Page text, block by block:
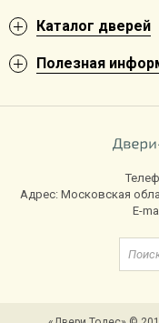
Каталог дверей
Полезная
Адрес: Московская
E-